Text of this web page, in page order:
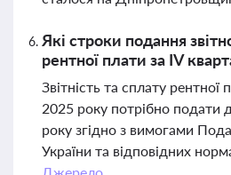
Які строки подання
рентної плати за IV
Звітність та сплату рентної
2025 року потрібно подати
року згідно з вимогами
України та відповідних